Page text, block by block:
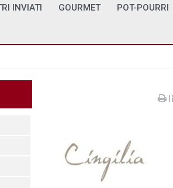
INVIATI GOURMET POT-POURRI
|